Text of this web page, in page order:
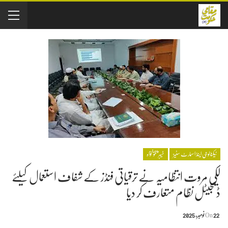
ٹیکنالوجی اینڈ ‏اسمارٹ سٹیز خیبر پختونخواہ
لکی مروت انتظامیہ نے ترقیاتی فنڈز کے شفاف استعمال کیلئے
ڈیجیٹل نظام متعارف کر دیا
On 22 نومبر, 2025